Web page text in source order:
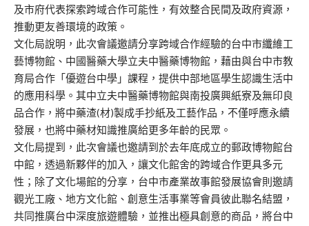
及市府代表探索跨域合作可能性，有效整合民間及政府資源，
推動更友善環境的政策。
文化局說明，此次會議邀請分享跨域合作經驗的台中市纖維工
藝博物館、中國醫藥大學立夫中醫藥博物館，藉由與台中市教
育局合作「優遊台中學」課程，提供中部地區學生認識生活中
的應用科學。其中立夫中醫藥博物館與南投廣興紙寮及無印良
品合作，將中藥渣(材)製成手抄紙及工藝作品，不僅呼應永續
發展，也將中藥材知識推廣給更多年齡的民眾。
文化局提到，此次會議也邀請到於去年底成立的郵政博物館台
中館，透過新夥伴的加入，讓文化館舍的跨域合作更具多元
性；除了文化場館的分享，台中市產業故事館發展協會則邀請
觀光工廠、地方文化館、創意生活事業等會員彼此聯名結盟，
共同推廣台中深度旅遊體驗，並推出極具創意的商品，將台中